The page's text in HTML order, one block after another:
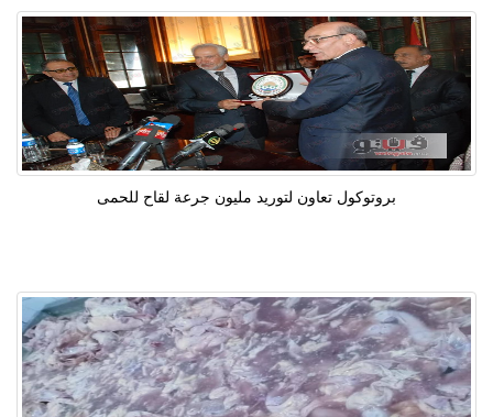
بروتوكول تعاون لتوريد مليون جرعة لقاح للحمى